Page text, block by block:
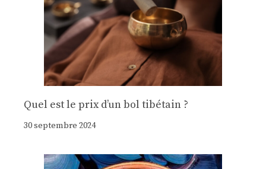
Quel est le prix d’un bol tibétain ?
30 septembre 2024